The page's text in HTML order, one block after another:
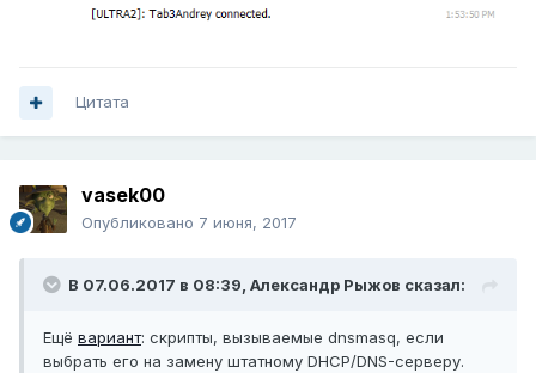
Цитата
vasek00
Опубликовано 7 июня, 2017
В 07.06.2017 в 08:39, Александр Рыжов сказал:
Ещё вариант: скрипты, вызываемые dnsmasq, если
выбрать его на замену штатному DHCP/DNS-серверу.